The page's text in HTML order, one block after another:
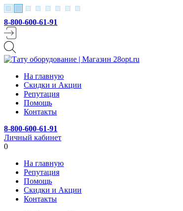
8-800-600-61-91
На главную
Скидки и Акции
Репутация
Помощь
Контакты
8-800-600-61-91
Личный кабинет
0
На главную
Репутация
Помощь
Скидки и Акции
Контакты